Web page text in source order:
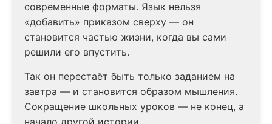
современные форматы. Язык нельзя
«добавить» приказом сверху — он
становится частью жизни, когда вы сами
решили его впустить.
Так он перестаёт быть только заданием на
завтра — и становится образом мышления.
Сокращение школьных уроков — не конец, а